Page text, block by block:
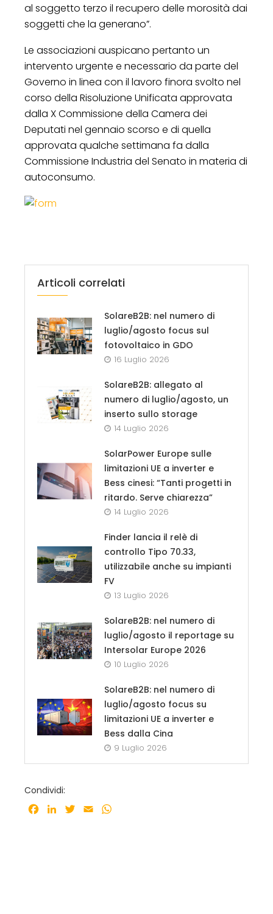
al soggetto terzo il recupero delle morosità dai
soggetti che la generano”.
Le associazioni auspicano pertanto un
intervento urgente e necessario da parte del
Governo in linea con il lavoro finora svolto nel
corso della Risoluzione Unificata approvata
dalla X Commissione della Camera dei
Deputati nel gennaio scorso e di quella
approvata qualche settimana fa dalla
Commissione Industria del Senato in materia di
autoconsumo.
Articoli correlati
SolareB2B: nel numero di
luglio/agosto focus sul
fotovoltaico in GDO
16 Luglio 2026
SolareB2B: allegato al
numero di luglio/agosto, un
inserto sullo storage
14 Luglio 2026
SolarPower Europe sulle
limitazioni UE a inverter e
Bess cinesi: “Tanti progetti in
ritardo. Serve chiarezza”
14 Luglio 2026
Finder lancia il relè di
controllo Tipo 70.33,
utilizzabile anche su impianti
FV
13 Luglio 2026
SolareB2B: nel numero di
luglio/agosto il reportage su
Intersolar Europe 2026
10 Luglio 2026
SolareB2B: nel numero di
luglio/agosto focus su
limitazioni UE a inverter e
Bess dalla Cina
9 Luglio 2026
Condividi:
Facebook
LinkedInTwitter
Email